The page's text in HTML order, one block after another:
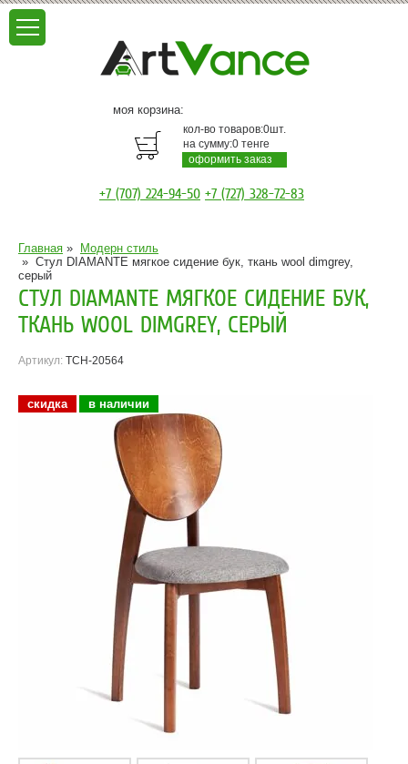
моя корзина:
кол-во товаров:0шт.
на сумму:0 тенге
оформить заказ
+7 (707) 224-94-50 +7 (727) 328-72-83
Главная »
Модерн стиль
» Стул DIAMANTE мягкое сидение бук, ткань wool dimgrey,
серый
СТУЛ DIAMANTE МЯГКОЕ СИДЕНИЕ БУК,
ТКАНЬ WOOL DIMGREY, СЕРЫЙ
Артикул: TCH-20564
скидка в наличии